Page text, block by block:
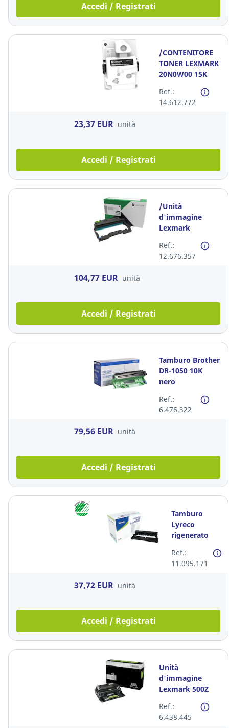
Accedi / Registrati
/CONTENITORE
TONER LEXMARK
20N0W00 15K
Ref.:
14.612.772
23,37 EUR unità
Accedi / Registrati
/Unità
d'immagine
Lexmark
nero
Ref.:
12.676.357
104,77 EUR unità
Accedi / Registrati
Tamburo Brother
DR-1050 10K
nero
Ref.:
6.476.322
79,56 EUR unità
Accedi / Registrati
Tamburo
Lyreco
rigenerato
DR2300 12K
Ref.:
11.095.171
37,72 EUR unità
Accedi / Registrati
Unità
d'immagine
Lexmark 500Z
Ref.:
6.438.445